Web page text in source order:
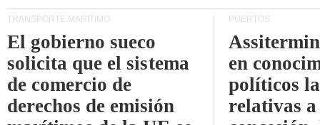
TRANSPORTE MARÍTIMO
El gobierno sueco
solicita que el sistema
de comercio de
derechos de emisión
PUERTOS
en
políticos
relativas a